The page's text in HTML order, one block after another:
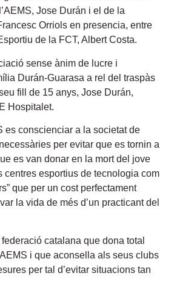
Jose Durán i el de la
Orriols en presencia, entre
de la FCT, Albert Costa.
sense ànim de lucre i
Durán-Guarasa a rel del traspàs
fill de 15 anys, Jose Durán,
Hospitalet.
es conscienciar a la societat de
per evitar que es tornin a
es van donar en la mort del jove
centres esportius de tecnologia com
que per un cost perfectament
la vida de més d’un practicant del
catalana que dona total
i que aconsella als seus clubs
per tal d’evitar situacions tan